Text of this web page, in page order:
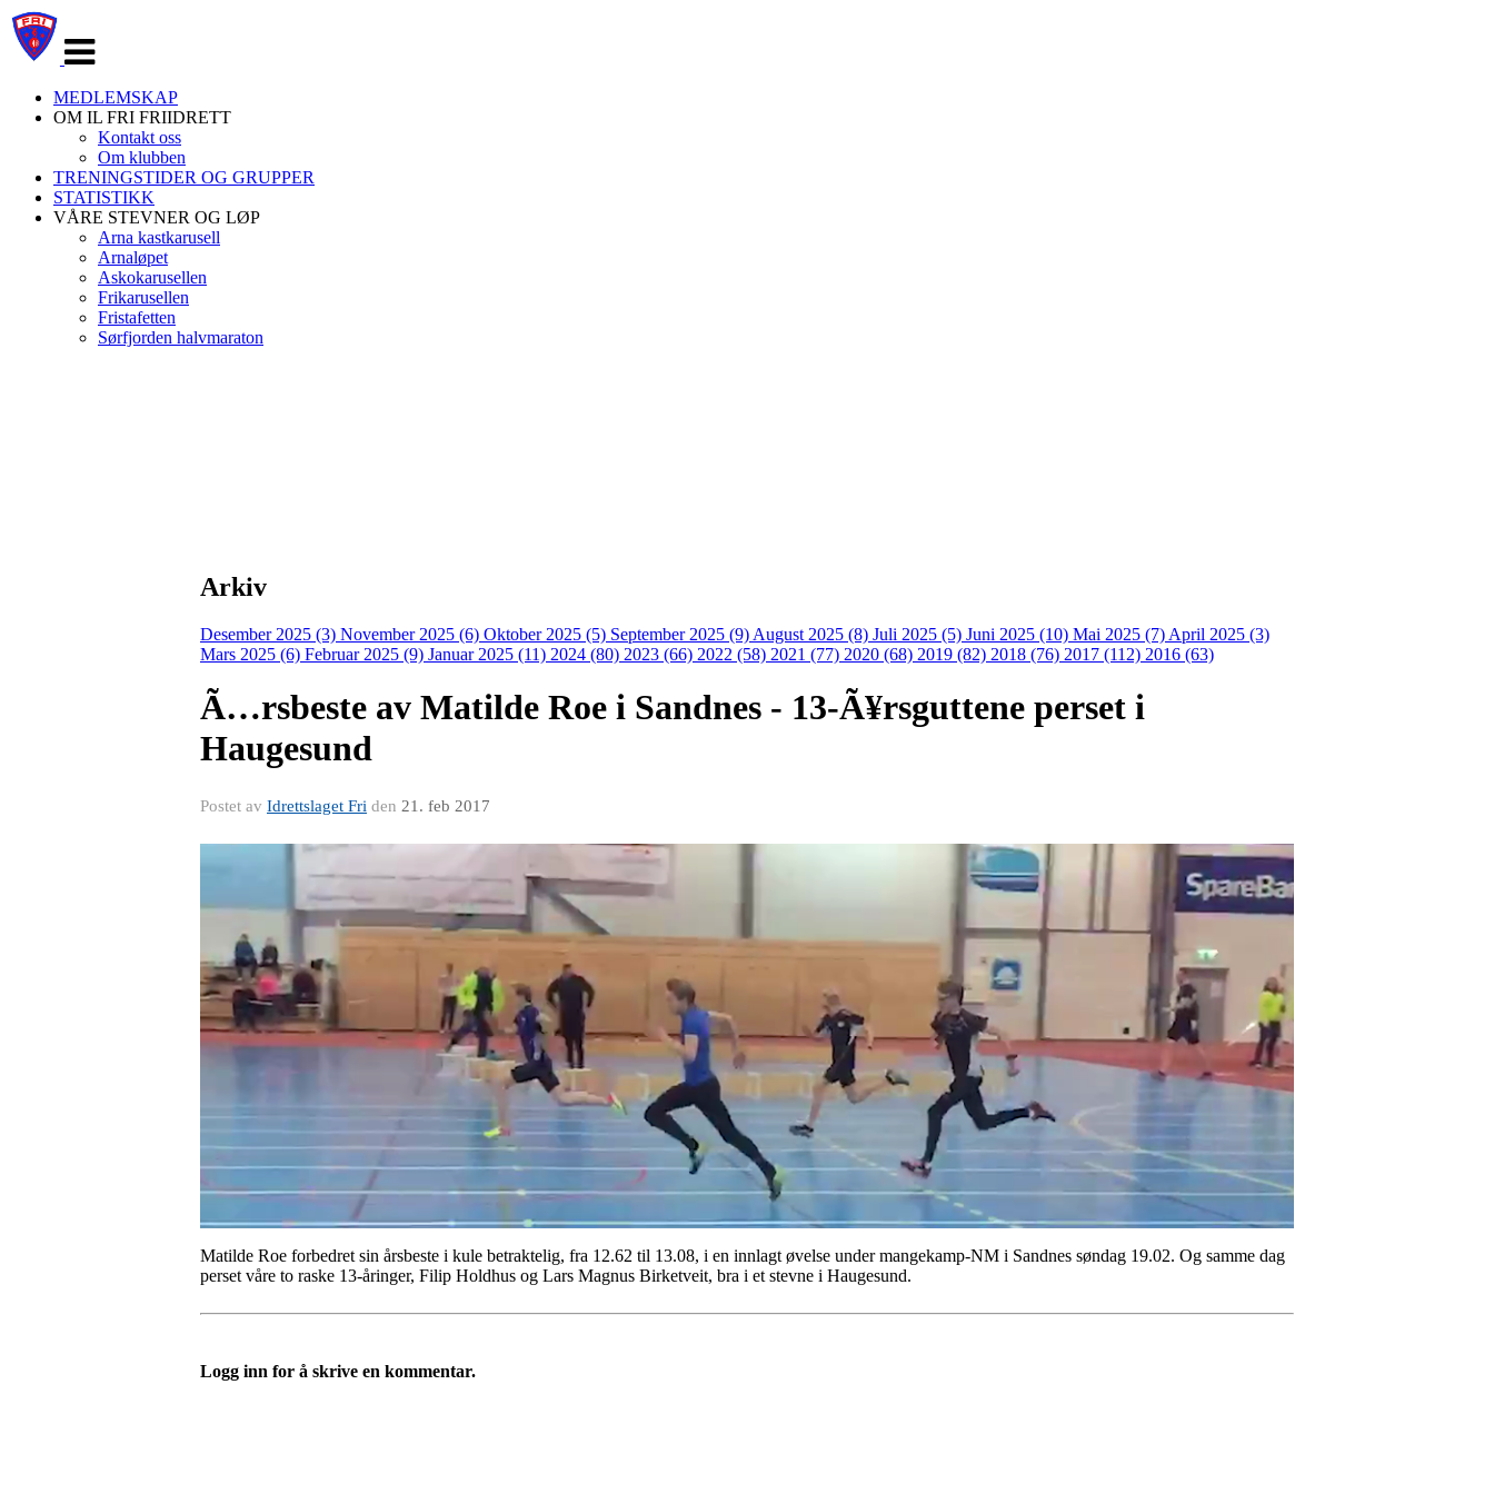
navigasjon
MEDLEMSKAP
OM IL FRI FRIIDRETT
Kontakt oss
Om klubben
TRENINGSTIDER OG GRUPPER
STATISTIKK
VÅRE STEVNER OG LØP
Arna kastkarusell
Arnaløpet
Askokarusellen
Frikarusellen
Fristafetten
Sørfjorden halvmaraton
Arkiv
Desember 2025 (3) November 2025 (6) Oktober 2025 (5) September 2025 (9) August 2025 (8) Juli 2025 (5) Juni 2025 (10) Mai 2025 (7) April 2025 (3)
Mars 2025 (6) Februar 2025 (9) Januar 2025 (11) 2024 (80) 2023 (66) 2022 (58) 2021 (77) 2020 (68) 2019 (82) 2018 (76) 2017 (112) 2016 (63)
Ã…rsbeste av Matilde Roe i Sandnes - 13-Ã¥rsguttene perset i
Haugesund
Postet av Idrettslaget Fri den 21. feb 2017
Matilde Roe forbedret sin årsbeste i kule betraktelig, fra 12.62 til 13.08, i en innlagt øvelse under mangekamp-NM i Sandnes søndag 19.02. Og samme dag
perset våre to raske 13-åringer, Filip Holdhus og Lars Magnus Birketveit, bra i et stevne i Haugesund.
Logg inn for å skrive en kommentar.